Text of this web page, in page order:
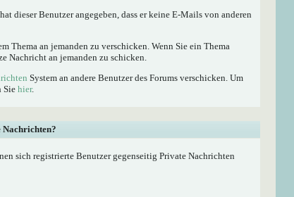
dieser Benutzer angegeben, dass er keine E-Mails von anderen
an jemanden zu verschicken. Wenn Sie ein Thema
Nachricht an jemanden zu schicken.
System an andere Benutzer des Forums verschicken. Um
Sie hier.
Nachrichten?
sich registrierte Benutzer gegenseitig Private Nachrichten